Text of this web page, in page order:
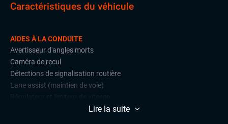
Caractéristiques du véhicule
AIDES À LA CONDUITE
Avertisseur d'angles morts
Caméra de recul
Détections de signalisation routière
Lane assist (maintien de voie)
Lire la suite